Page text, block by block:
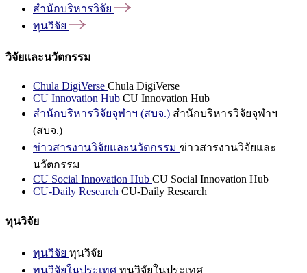
สำนักบริหารวิจัย
ทุนวิจัย
วิจัยและนวัตกรรม
Chula DigiVerse Chula DigiVerse
CU Innovation Hub CU Innovation Hub
สำนักบริหารวิจัยจุฬาฯ (สบจ.) สำนักบริหารวิจัยจุฬาฯ
(สบจ.)
ข่าวสารงานวิจัยและนวัตกรรม ข่าวสารงานวิจัยและ
นวัตกรรม
CU Social Innovation Hub CU Social Innovation Hub
CU-Daily Research CU-Daily Research
ทุนวิจัย
ทุนวิจัย ทุนวิจัย
ทุนวิจัยในประเทศ ทุนวิจัยในประเทศ